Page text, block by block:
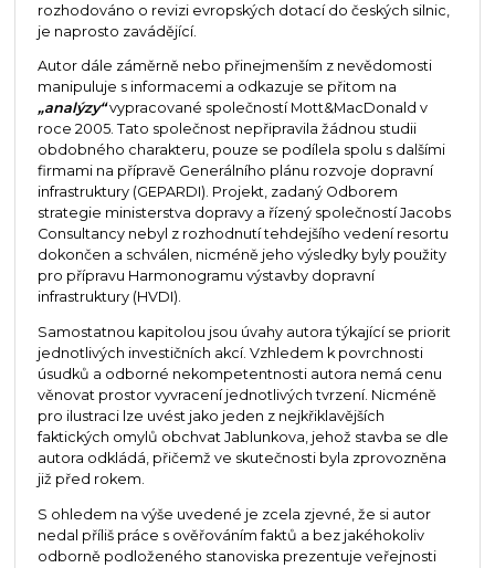
rozhodováno o revizi evropských dotací do českých silnic,
je naprosto zavádějící.
Autor dále záměrně nebo přinejmenším z nevědomosti
manipuluje s informacemi a odkazuje se přitom na
„analýzy“vypracované společností Mott&MacDonald v
roce 2005. Tato společnost nepřipravila žádnou studii
obdobného charakteru, pouze se podílela spolu s dalšími
firmami na přípravě Generálního plánu rozvoje dopravní
infrastruktury (GEPARDI). Projekt, zadaný Odborem
strategie ministerstva dopravy a řízený společností Jacobs
Consultancy nebyl z rozhodnutí tehdejšího vedení resortu
dokončen a schválen, nicméně jeho výsledky byly použity
pro přípravu Harmonogramu výstavby dopravní
infrastruktury (HVDI).
Samostatnou kapitolou jsou úvahy autora týkající se priorit
jednotlivých investičních akcí. Vzhledem k povrchnosti
úsudků a odborné nekompetentnosti autora nemá cenu
věnovat prostor vyvracení jednotlivých tvrzení. Nicméně
pro ilustraci lze uvést jako jeden z nejkřiklavějších
faktických omylů obchvat Jablunkova, jehož stavba se dle
autora odkládá, přičemž ve skutečnosti byla zprovozněna
již před rokem.
S ohledem na výše uvedené je zcela zjevné, že si autor
nedal příliš práce s ověřováním faktů a bez jakéhokoliv
odborně podloženého stanoviska prezentuje veřejnosti